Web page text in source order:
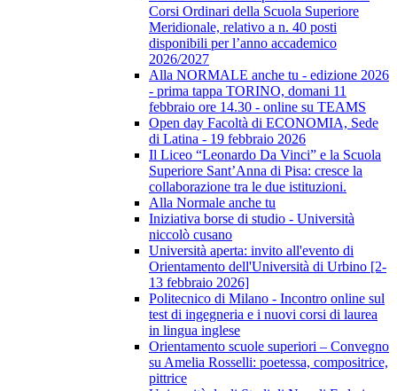
Corsi Ordinari della Scuola Superiore
Meridionale, relativo a n. 40 posti
disponibili per l’anno accademico
2026/2027
Alla NORMALE anche tu - edizione 2026
- prima tappa TORINO, domani 11
febbraio ore 14.30 - online su TEAMS
Open day Facoltà di ECONOMIA, Sede
di Latina - 19 febbraio 2026
Il Liceo “Leonardo Da Vinci” e la Scuola
Superiore Sant’Anna di Pisa: cresce la
collaborazione tra le due istituzioni.
Alla Normale anche tu
Iniziativa borse di studio - Università
niccolò cusano
Università aperta: invito all'evento di
Orientamento dell'Università di Urbino [2-
13 febbraio 2026]
Politecnico di Milano - Incontro online sul
test di ingegneria e i nuovi corsi di laurea
in lingua inglese
Orientamento scuole superiori – Convegno
su Amelia Rosselli: poetessa, compositrice,
pittrice